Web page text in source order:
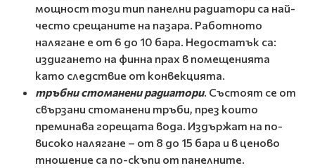
мощност този тип панелни радиатори са най-
често срещаните на пазара. Работното
налягане е от 6 до 10 бара. Недостатък са:
издигането на финна прах в помещенията
като следствие от конвекцията.
тръбни стоманени радиатори. Състоят се от
свързани стоманени тръби, през които
преминава горещата вода. Издържат на по-
високо налягане – от 8 до 15 бара и в ценово
тношение са по-скъпи от панелните.